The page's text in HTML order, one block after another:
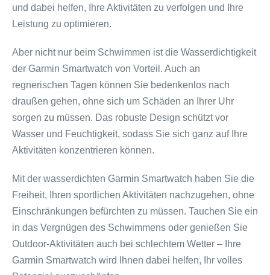
und dabei helfen, Ihre Aktivitäten zu verfolgen und Ihre
Leistung zu optimieren.
Aber nicht nur beim Schwimmen ist die Wasserdichtigkeit
der Garmin Smartwatch von Vorteil. Auch an
regnerischen Tagen können Sie bedenkenlos nach
draußen gehen, ohne sich um Schäden an Ihrer Uhr
sorgen zu müssen. Das robuste Design schützt vor
Wasser und Feuchtigkeit, sodass Sie sich ganz auf Ihre
Aktivitäten konzentrieren können.
Mit der wasserdichten Garmin Smartwatch haben Sie die
Freiheit, Ihren sportlichen Aktivitäten nachzugehen, ohne
Einschränkungen befürchten zu müssen. Tauchen Sie ein
in das Vergnügen des Schwimmens oder genießen Sie
Outdoor-Aktivitäten auch bei schlechtem Wetter – Ihre
Garmin Smartwatch wird Ihnen dabei helfen, Ihr volles